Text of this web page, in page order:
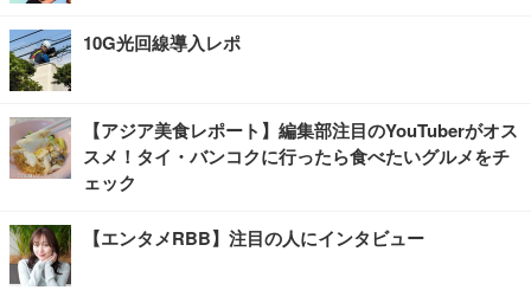
10G光回線導入レポ
【アジア美食レポート】編集部注目のYouTuberがオス
スメ！タイ・バンコクに行ったら食べたいグルメをチ
ェック
【エンタメRBB】注目の人にインタビュー